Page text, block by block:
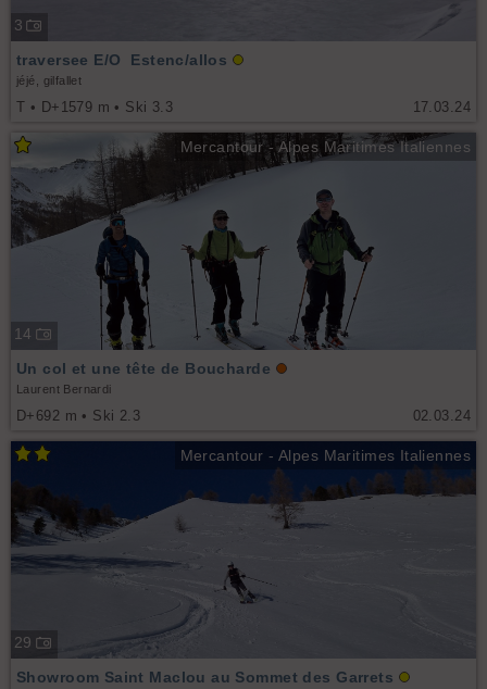
3
17.03.24
traversee E/O Estenc/allos
jéjé, gilfallet
T • D+1579 m • Ski 3.3
Mercantour - Alpes Maritimes Italiennes
14
02.03.24
Un col et une tête de Boucharde
Laurent Bernardi
D+692 m • Ski 2.3
Mercantour - Alpes Maritimes Italiennes
29
Showroom Saint Maclou au Sommet des Garrets